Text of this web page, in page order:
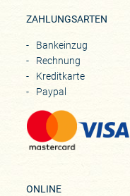
ZAHLUNGSARTEN
Bankeinzug
Rechnung
Kreditkarte
Paypal
ONLINE